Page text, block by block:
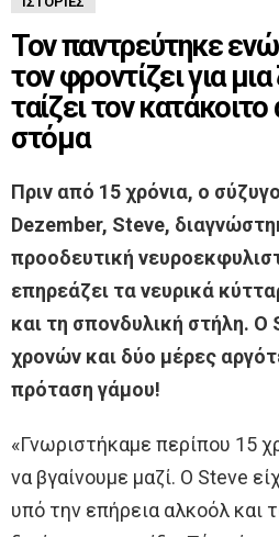
Τον παντρεύτηκε
τον φροντίζει για
ταίζει τον
στόμα
Πριν από 15 χρόνια, ο
Dezember, Steve,
προοδευτική
επηρεάζει τα νευρικά
και τη σπονδυλική στήλη. Ο
χρονών και δύο μέρες
πρόταση γάμου!
«Γνωριστήκαμε περίπου 15
να βγαίνουμε μαζί. Ο Steve
υπό την επήρεια αλκοόλ και